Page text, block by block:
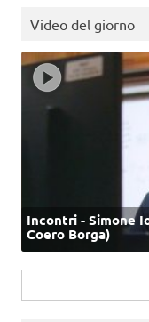
Video del giorno
Incontri - Simone
Coero Borga)
per: